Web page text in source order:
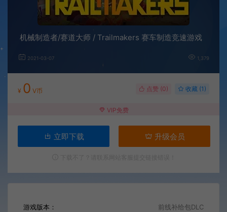
机械制造者/赛道大师 / Trailmakers 赛车制造竞速游戏
2021-03-07 1,379
¥ 0 V币 点赞 (0) 收藏 (1)
VIP免费
立即下载 升级会员
游戏版本： 前线补给包DLC